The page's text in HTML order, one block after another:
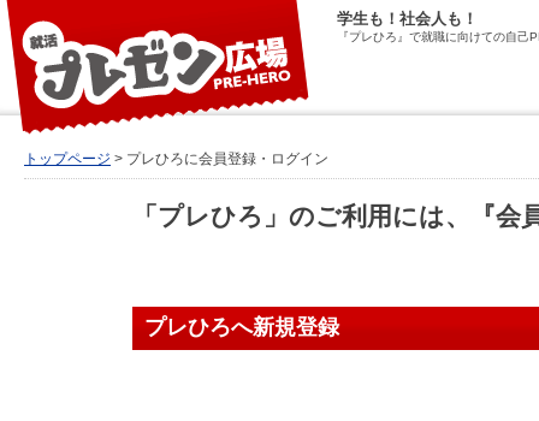
学生も！社会人も！
『プレひろ』で就職に向けての自己
トップページ > プレひろに会員登録・ログイン
「プレひろ」のご利用には、『
プレひろへ新規登録